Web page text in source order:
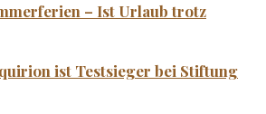
– Ist Urlaub trotz
ist Testsieger bei Stiftung